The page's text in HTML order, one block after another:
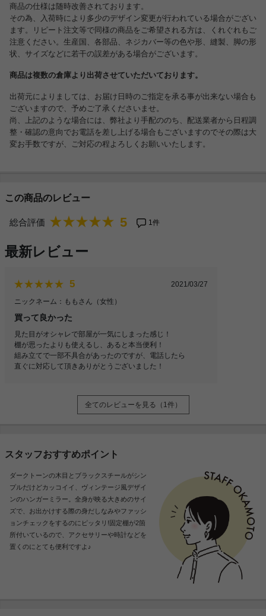
商品の仕様は随時改善されております。
その為、入荷時により多少のデザイン変更が行われている場合がござい
ます。リピート注文等で同様の商品をご希望される方は、くれぐれもご
注意ください。生産国、各部品、ネジカバー等の色や形、縫製、脚の形
状、サイズなどに若干の誤差がある場合がございます。
商品は複数の倉庫より出荷させていただいております。
出荷元によりましては、お届け日時のご指定を承る事が出来ない場合も
ございますので、予めご了承くださいませ。
尚、上記のような場合には、弊社より手配ののち、配送業者から日程調
整・確認の意向でお電話を差し上げる場合もございますのでその際は大
変お手数ですが、ご対応の程よろしくお願いいたします。
この商品のレビュー
総合評価 5 1件
最新レビュー
5 2021/03/27
ニックネーム：ももさん （女性）
買って良かった
見た目がオシャレで部屋が一気にしまった感じ！
棚が思ったよりも使えるし、あると本当便利！
組み立てで一部不具合があったのですが、電話したら
直ぐに対応して頂きありがとうございました！
全てのレビューを見る（1件）
スタッフおすすめポイント
ダークトーンの木目とブラックスチールがシン
プルだけどカッコイイ、ヴィンテージ風デザイ
ンのハンガーミラー。全身が映る大きめのサイ
ズで、お出かけする際の身だしなみやファッシ
ョンチェックをするのにピッタリ!固定棚が2箇
所付いているので、アクセサリーや時計などを
置くのにとても便利ですよ♪